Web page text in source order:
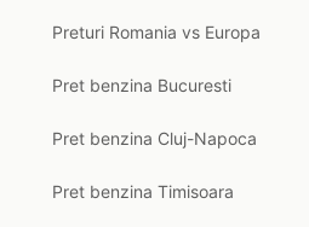
Preturi Romania vs Europa
Pret benzina Bucuresti
Pret benzina Cluj-Napoca
Pret benzina Timisoara